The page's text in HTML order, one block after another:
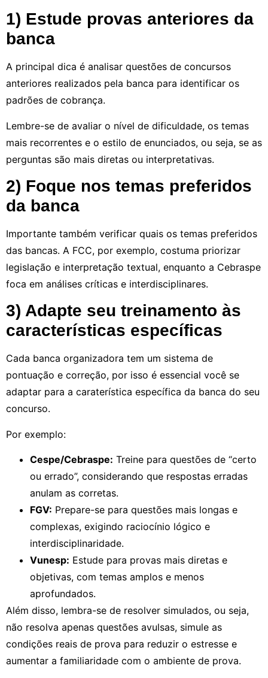
1) Estude provas anteriores da
banca
A principal dica é analisar questões de concursos
anteriores realizados pela banca para identificar os
padrões de cobrança.
Lembre-se de avaliar o nível de dificuldade, os temas
mais recorrentes e o estilo de enunciados, ou seja, se as
perguntas são mais diretas ou interpretativas.
2) Foque nos temas preferidos
da banca
Importante também verificar quais os temas preferidos
das bancas. A FCC, por exemplo, costuma priorizar
legislação e interpretação textual, enquanto a Cebraspe
foca em análises críticas e interdisciplinares.
3) Adapte seu treinamento às
características específicas
Cada banca organizadora tem um sistema de
pontuação e correção, por isso é essencial você se
adaptar para a caraterística específica da banca do seu
concurso.
Por exemplo:
Cespe/Cebraspe: Treine para questões de “certo
ou errado”, considerando que respostas erradas
anulam as corretas.
FGV: Prepare-se para questões mais longas e
complexas, exigindo raciocínio lógico e
interdisciplinaridade.
Vunesp: Estude para provas mais diretas e
objetivas, com temas amplos e menos
aprofundados.
Além disso, lembra-se de resolver simulados, ou seja,
não resolva apenas questões avulsas, simule as
condições reais de prova para reduzir o estresse e
aumentar a familiaridade com o ambiente de prova.